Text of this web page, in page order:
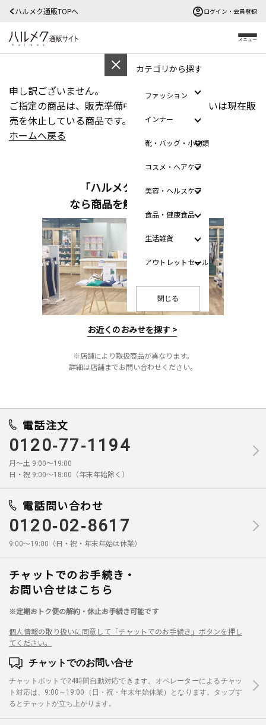
ハルメク通販TOPへ ログイン・会員登録
メニュー
カテゴリから探す
ファッション
インナー
靴・バッグ・小物類
コスメ・ヘアケア
美容・ヘルスケア
食品・健康食品
生活雑貨
アウトレットセール
閉じる
申し訳ございません。
ご指定の商品は、販売準備中、販売終了、あるいは現在販
売を休止している商品です。
ホームへ戻る
「ハルメクのおみせ」
なら商品を触って選べます
お近くのおみせを探す >
※店舗により取扱商品が異なります。
詳細は店舗までお問い合わせください。
電話注文
0120-77-1194
月～土 9:00～19:00
日・祝 9:00～18:00（年末年始除く）
電話問い合わせ
0120-02-8617
9:00～19:00（日・祝・年末年始は休業）
チャットでのお手続き・
お問い合せはこちら
※定期おトク便の解約・休止お手続き可能です
個人情報の取り扱いに同意して「チャットでのお手続き」ボタンを押し
てください。
チャットでのお問い合せ
チャットボットで24時間自動対応できます。オペレーターによるチャッ
ト対応は、9:00～19:00（日・祝・年末年始休業）となります。タップす
るとチャットが立ち上がります。